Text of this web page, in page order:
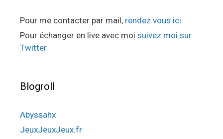
Pour me contacter par mail, rendez vous ici
Pour échanger en live avec moi suivez moi sur
Twitter
Blogroll
Abyssahx
JeuxJeuxJeux.fr